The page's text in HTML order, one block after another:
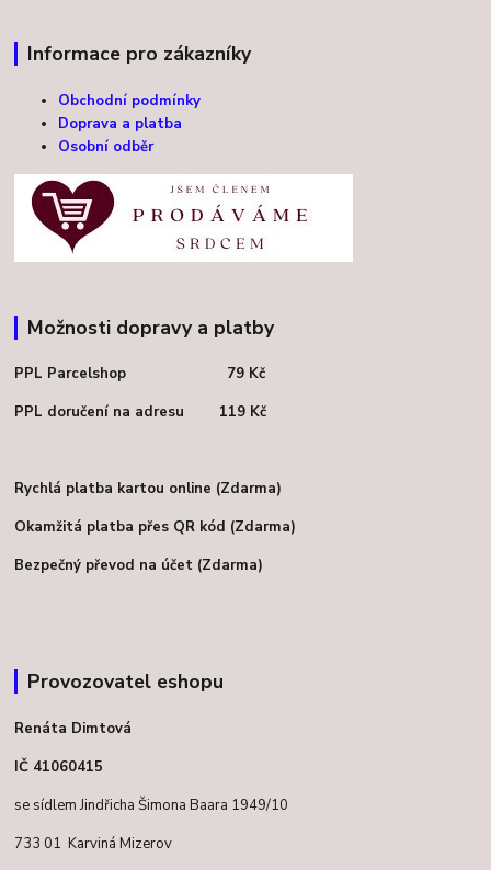
Informace pro zákazníky
Obchodní podmínky
Doprava a platba
Osobní odběr
Možnosti dopravy a platby
PPL Parcelshop 79 Kč
PPL doručení na adresu 119 Kč
Rychlá platba kartou online (Zdarma)
Okamžitá platba přes QR kód (Zdarma)
Bezpečný převod na účet (Zdarma)
Provozovatel eshopu
Renáta Dimtová
IČ 41060415
se sídlem Jindřicha Šimona Baara 1949/10
733 01 Karviná Mizerov